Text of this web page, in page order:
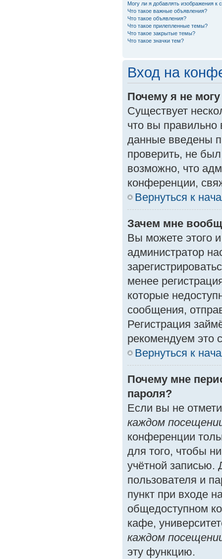
Могу ли я добавлять изображения к
Что такое важные объявления?
Что такое объявления?
Что такое прилепленные темы?
Что такое закрытые темы?
Что такое значки тем?
Вход на
Почему я не
Существует
что вы правильно
данные введены
проверить, не
возможно, что
конференции,
Вернуться к
Зачем мне
Вы можете этого и
администратор
менее
которые
сообщения,
Регистрация
рекомендуем это
Вернуться к
Почему мне
пароля?
Если вы не
каждом
конференции
для того, чтобы
учётной записью.
пользователя и
пункт при входе
общедоступном
кафе,
каждом
эту функцию.